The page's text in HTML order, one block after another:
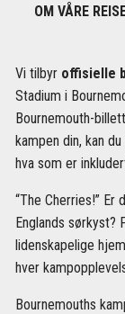
OM VÅRE
Vi tilbyr offisielle
Stadium i
Bournemouth-
kampen din, kan
hva som er
“The Cherries!”
Englands sørkyst?
lidenskapelige
hver
Bournemouths